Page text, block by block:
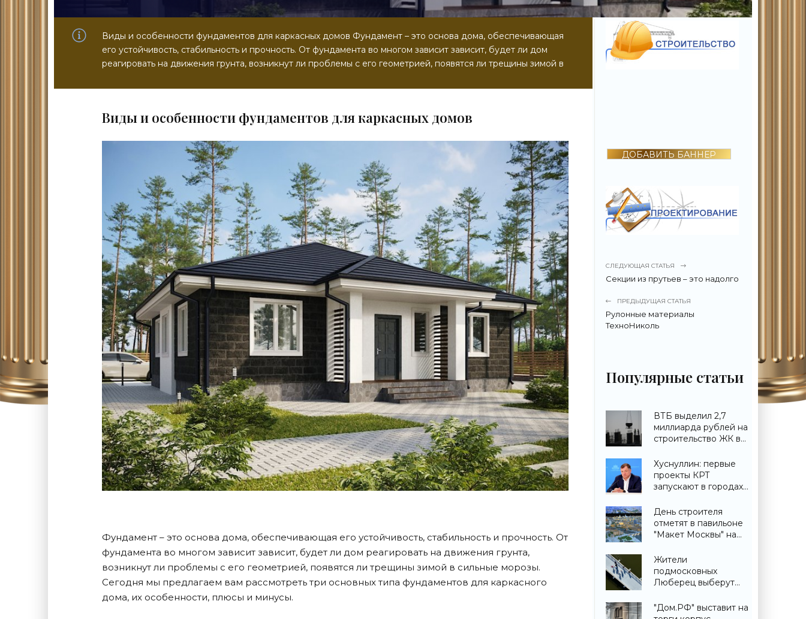
Виды и особенности фундаментов для каркасных домов Фундамент – это основа дома, обеспечивающая
его устойчивость, стабильность и прочность. От фундамента во многом зависит зависит, будет ли дом
реагировать на движения грунта, возникнут ли проблемы с его геометрией, появятся ли трещины зимой в
Виды и особенности фундаментов для каркасных домов
Фундамент – это основа дома, обеспечивающая его устойчивость, стабильность и прочность. От
фундамента во многом зависит зависит, будет ли дом реагировать на движения грунта,
возникнут ли проблемы с его геометрией, появятся ли трещины зимой в сильные морозы.
Сегодня мы предлагаем вам рассмотреть три основных типа фундаментов для каркасного
дома, их особенности, плюсы и минусы.
ДОБАВИТЬ БАННЕР
СЛЕДУЮЩАЯ СТАТЬЯ
Секции из прутьев – это надолго
ПРЕДЫДУЩАЯ СТАТЬЯ
Рулонные материалы
ТехноНиколь
Популярные статьи
ВТБ выделил 2,7
миллиарда рублей на
строительство ЖК в
«Строительство»
Хуснуллин: первые
проекты КРТ
запускают в городах
«Строительство»
День строителя
отметят в павильоне
"Макет Москвы" на
«Строительство»
Жители
подмосковных
Люберец выберут
мосту через реку
Македонку -
"Дом.РФ" выставит на